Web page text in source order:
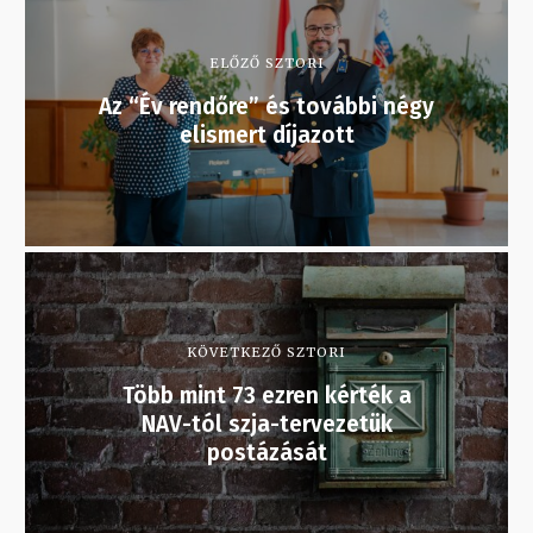
ELŐZŐ SZTORI
Az “Év rendőre” és további négy
elismert díjazott
KÖVETKEZŐ SZTORI
Több mint 73 ezren kérték a
NAV-tól szja-tervezetük
postázását